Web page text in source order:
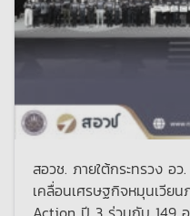
สอวช. ภายใต้กระทรวง อ
เคลื่อนเศรษฐกิจหมุนเวีย